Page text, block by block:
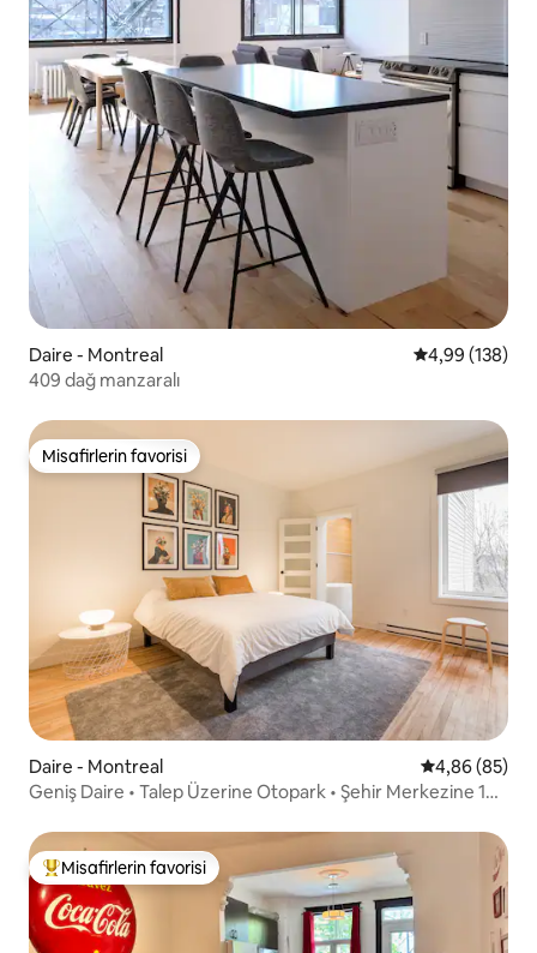
Daire - Montreal 5 üzerinden
4,99 (138)
409 dağ manzaralı
Misafirlerin favorisi
Misafirlerin favorisi
Daire - Montreal 5 üzerinden
4,86 (85)
Geniş Daire • Talep Üzerine Otopark • Şehir Merkezine 10
Misafirlerin favorilerinden en beğenilenler arasında
Misafirlerin favorisi